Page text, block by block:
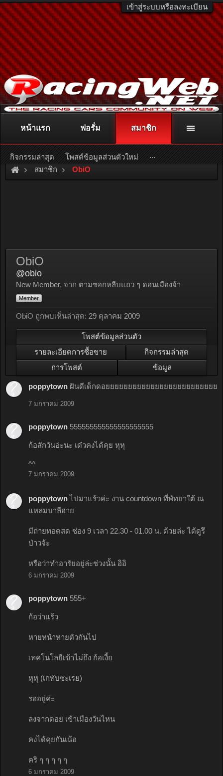
เข้าสู่ระบบหรือลงทะเบียน
ติดต่อลงโฆษณา racingweb@gmail.comหรือโทร. 081-811-1138
หรืออ่านรายละเอียดเพิ่มเติม คลิกที่นี่
สมาชิก ObiO
ObiO
@obio
New Member, จาก ตามซอกหลืบแถว ๆ ดอนเมืองจ้า
Member
ObiO ถูกพบเห็นล่าสุด: 29 ตุลาคม 2009
โพสต์ข้อมูลส่วนตัว
รายละเอียดการซื้อขาย
กิจกรรมล่าสุด
การโพสต์
ข้อมูล
poppytown ฝันดีเด็กดอยยยยยยยยยยยยยยยยยยยยยยยยย
7 มกราคม 2009
poppytown 555555555555555555555
ก้อสักวันอ่ะนะ เด๋วคงได้คุย หุหุ
^^
7 มกราคม 2009
poppytown ไปมาแร้วค่ะ งาน countdown ที่พัทยาใต้ ณ
แหลมบาลีฮาย
มีถ่ายทอดสด ช่อง 9 เวลา 22.30 - 01.00 น. ด้วยล่ะ ได้ดูรึ
ป่าวจ้ะ
หรือว่าทำอารัยอยู่ล่ะช่วงนั้น อิอิ
6 มกราคม 2009
poppytown 555+
ก้อว่าแร้ว
หายหน้าหายตัวกันไป
เทคโนโลยีเข้าไม่ถึง ก้อเงี้ย
หุหุ (เกทับซะเรย)
รออยู่ค่ะ
ลงจากดอย เข้าเมืองวันไหน
คงได้คุยกันเน้อ
คริ ๆ ๆ ๆ ๆ ๆ
6 มกราคม 2009
หน้าแรก ฟอรั่ม สมาชิก
กิจกรรมล่าสุด โพสต์ข้อมูลส่วนตัวใหม่ ...